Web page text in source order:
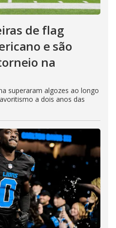
de flag
e são
na
superaram algozes ao longo
a dois anos das